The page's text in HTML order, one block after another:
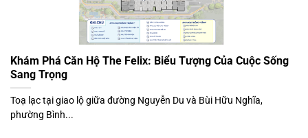
Khám Phá Căn Hộ The Felix: Biểu Tượng Của Cuộc Sống
Sang Trọng
Toạ lạc tại giao lộ giữa đường Nguyễn Du và Bùi Hữu Nghĩa,
phường Bình...